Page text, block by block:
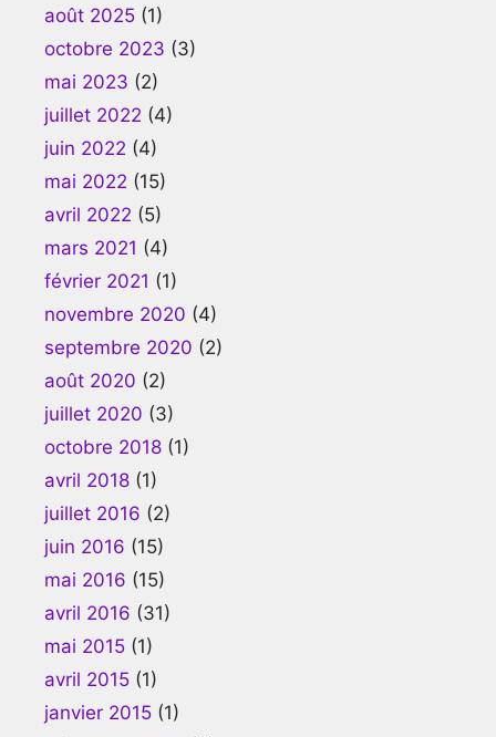
août 2025 (1)
octobre 2023 (3)
mai 2023 (2)
juillet 2022 (4)
juin 2022 (4)
mai 2022 (15)
avril 2022 (5)
mars 2021 (4)
février 2021 (1)
novembre 2020 (4)
septembre 2020 (2)
août 2020 (2)
juillet 2020 (3)
octobre 2018 (1)
avril 2018 (1)
juillet 2016 (2)
juin 2016 (15)
mai 2016 (15)
avril 2016 (31)
mai 2015 (1)
avril 2015 (1)
janvier 2015 (1)